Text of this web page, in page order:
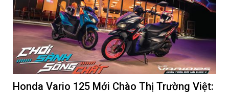
Honda Vario 125 Mới Chào Thị Trường Việt: